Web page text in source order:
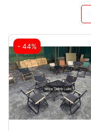
- 44%